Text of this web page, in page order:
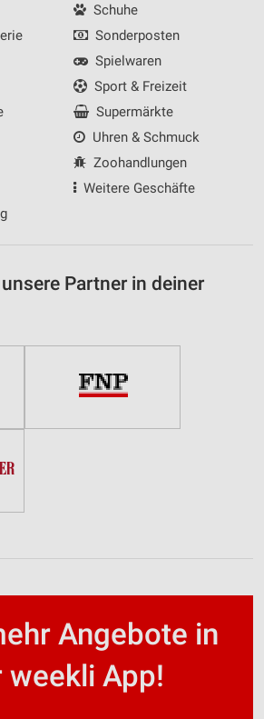
Schuhe
Sonderposten
Spielwaren
Sport & Freizeit
Supermärkte
Uhren & Schmuck
Zoohandlungen
Weitere Geschäfte
Partner in deiner
Angebote in
weekli App!